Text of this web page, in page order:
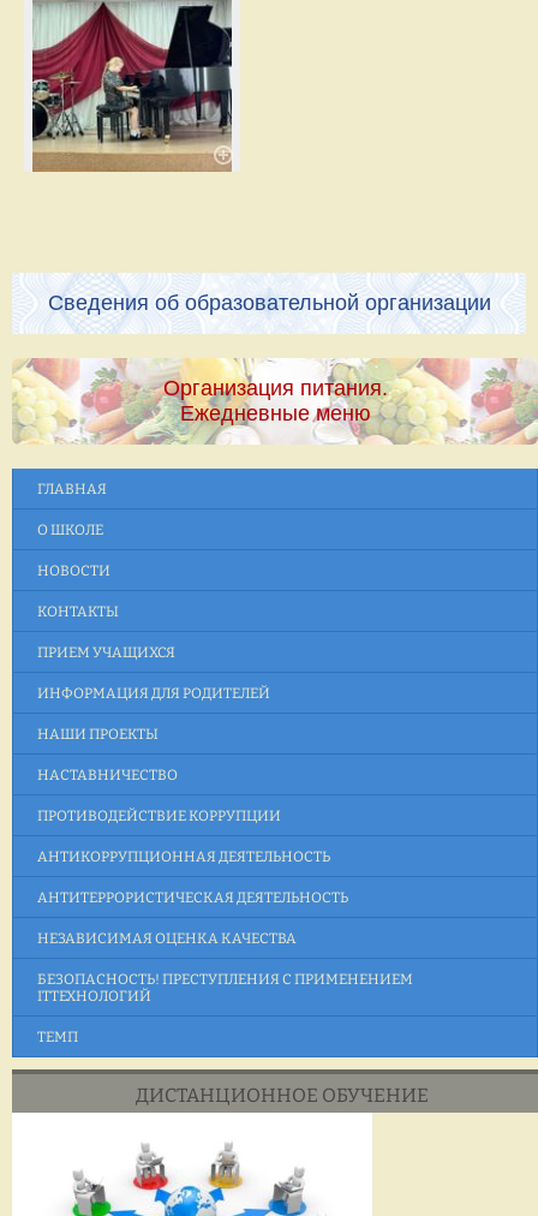
Сведения об образовательной организации
Организация питания.
Ежедневные меню
ГЛАВНАЯ
О ШКОЛЕ
НОВОСТИ
КОНТАКТЫ
ПРИЕМ УЧАЩИХСЯ
ИНФОРМАЦИЯ ДЛЯ РОДИТЕЛЕЙ
НАШИ ПРОЕКТЫ
НАСТАВНИЧЕСТВО
ПРОТИВОДЕЙСТВИЕ КОРРУПЦИИ
АНТИКОРРУПЦИОННАЯ ДЕЯТЕЛЬНОСТЬ
АНТИТЕРРОРИСТИЧЕСКАЯ ДЕЯТЕЛЬНОСТЬ
НЕЗАВИСИМАЯ ОЦЕНКА КАЧЕСТВА
БЕЗОПАСНОСТЬ! ПРЕСТУПЛЕНИЯ С ПРИМЕНЕНИЕМ
ITТЕХНОЛОГИЙ
ТЕМП
ДИСТАНЦИОННОЕ ОБУЧЕНИЕ